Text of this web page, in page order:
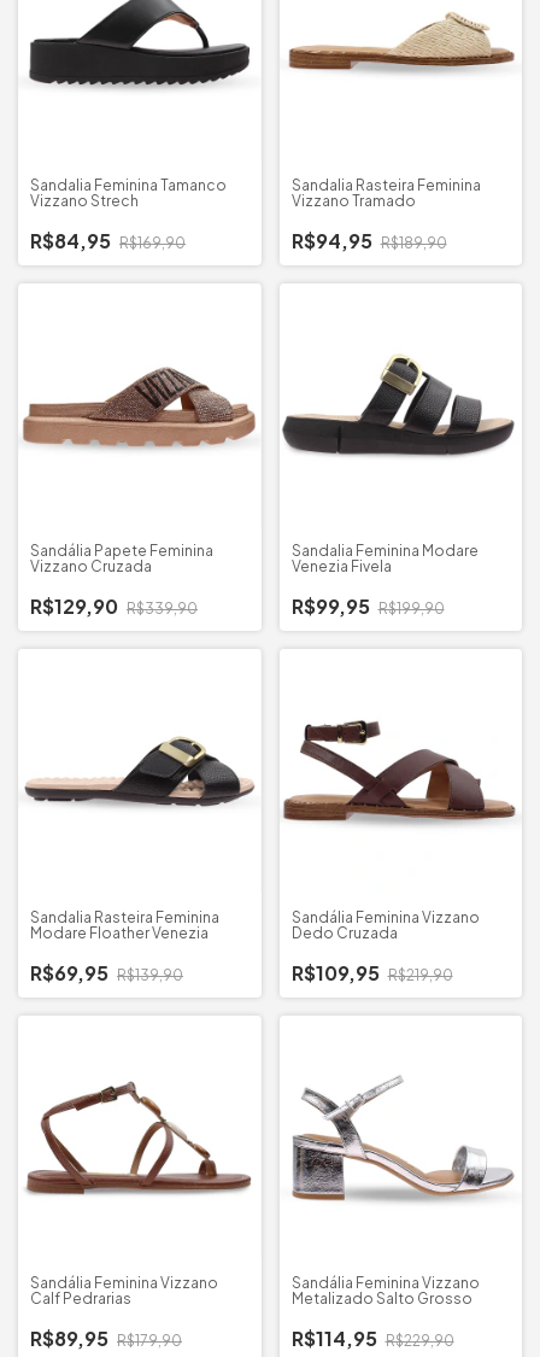
Sandalia Feminina Tamanco
Vizzano Strech
R$84,95 R$169,90
Sandalia Rasteira Feminina
Vizzano Tramado
R$94,95 R$189,90
Sandália Papete Feminina
Vizzano Cruzada
R$129,90 R$339,90
Sandalia Feminina Modare
Venezia Fivela
R$99,95 R$199,90
Sandalia Rasteira Feminina
Modare Floather Venezia
R$69,95 R$139,90
Sandália Feminina Vizzano
Dedo Cruzada
R$109,95 R$219,90
Sandália Feminina Vizzano
Calf Pedrarias
R$89,95 R$179,90
Sandália Feminina Vizzano
Metalizado Salto Grosso
R$114,95 R$229,90